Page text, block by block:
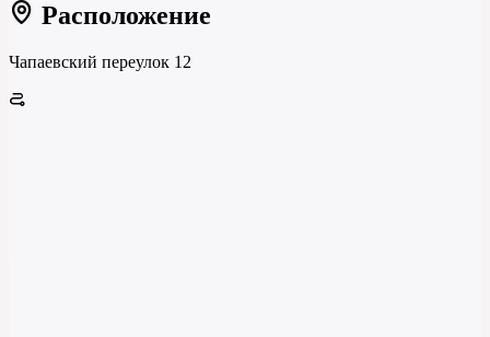
Расположение
Чапаевский переулок 12